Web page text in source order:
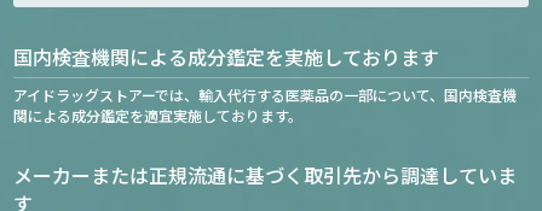
国内検査機関による成分鑑定を実施しております
アイドラッグストアーでは、輸入代行する医薬品の一部について、国内検査機
関による成分鑑定を適宜実施しております。
メーカーまたは正規流通に基づく取引先から調達していま
す